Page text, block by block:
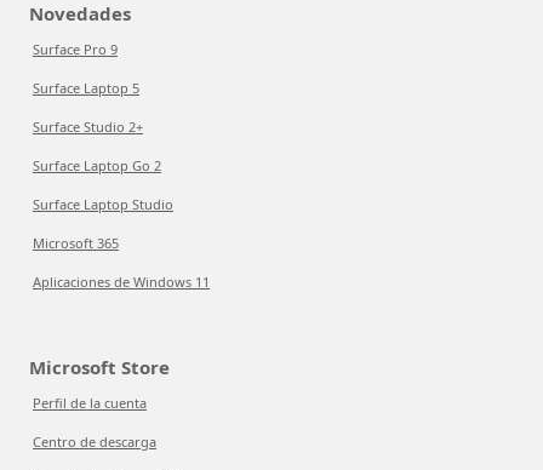
Novedades
Surface Pro 9
Surface Laptop 5
Surface Studio 2+
Surface Laptop Go 2
Surface Laptop Studio
Microsoft 365
Aplicaciones de Windows 11
Microsoft Store
Perfil de la cuenta
Centro de descarga